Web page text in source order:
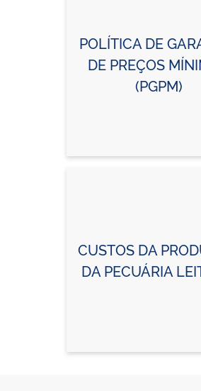
POLÍTICA DE
DE PREÇOS
(PGPM)
CUSTOS DA
DA PECUÁRIA